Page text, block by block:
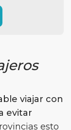
viajar con
evitar
esto